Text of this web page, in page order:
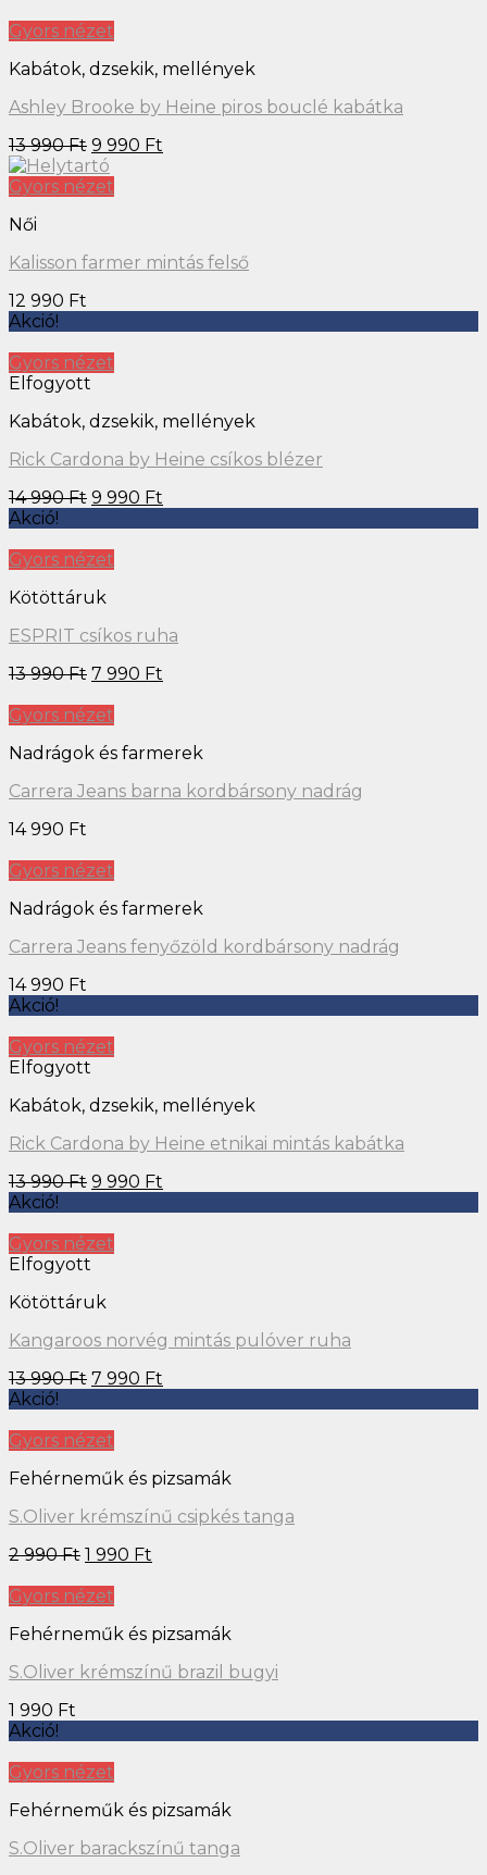
Gyors nézet
Kabátok, dzsekik, mellények
Ashley Brooke by Heine piros bouclé kabátka
13 990Ft 9 990 Ft
Gyors nézet
Női
Kalisson farmer mintás felső
12 990 Ft
Akció!
Gyors nézet
Elfogyott
Kabátok, dzsekik, mellények
Rick Cardona by Heine csíkos blézer
14 990Ft 9 990 Ft
Akció!
Gyors nézet
Kötöttáruk
ESPRIT csíkos ruha
13 990Ft 7 990 Ft
Gyors nézet
Nadrágok és farmerek
Carrera Jeans barna kordbársony nadrág
14 990 Ft
Gyors nézet
Nadrágok és farmerek
Carrera Jeans fenyőzöld kordbársony nadrág
14 990 Ft
Akció!
Gyors nézet
Elfogyott
Kabátok, dzsekik, mellények
Rick Cardona by Heine etnikai mintás kabátka
13 990Ft 9 990 Ft
Akció!
Gyors nézet
Elfogyott
Kötöttáruk
Kangaroos norvég mintás pulóver ruha
13 990Ft 7 990 Ft
Akció!
Gyors nézet
Fehérneműk és pizsamák
S.Oliver krémszínű csipkés tanga
2 990Ft 1 990 Ft
Gyors nézet
Fehérneműk és pizsamák
S.Oliver krémszínű brazil bugyi
1 990 Ft
Akció!
Gyors nézet
Fehérneműk és pizsamák
S.Oliver barackszínű tanga